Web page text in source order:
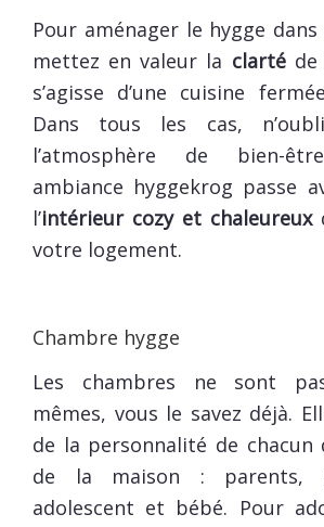
Pour aménager le hygge
mettez en valeur la clartéde
s’agisse d’une cuisine
Dans tous les cas,
l’atmosphère de bien-
ambiance hyggekrog passe
l’intérieur cozy et chaleureux
votre logement.
Chambre hygge
Les chambres ne sont
mêmes, vous le savez déjà.
de la personnalité de chacun
de la maison : parents,
adolescent et bébé. Pour